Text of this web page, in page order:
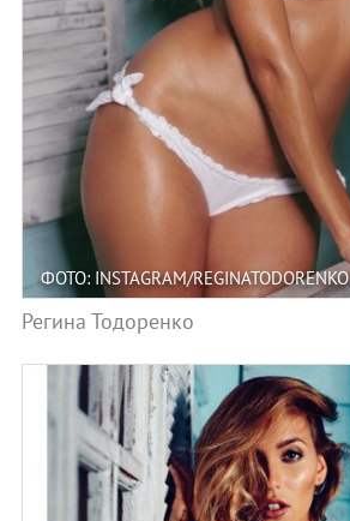
ФОТО: INSTAGRAM/REGINATODORENKO
Регина Тодоренко